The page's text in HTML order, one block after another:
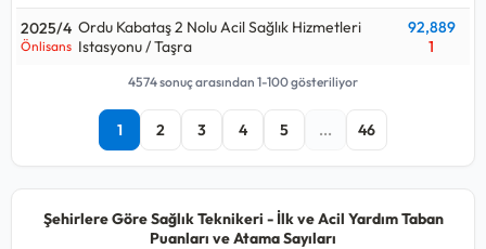
2025/4
Önlisans
Ordu Kabataş 2 Nolu Acil Sağlık Hizmetleri
Istasyonu / Taşra
92,889
1
4574 sonuç arasından 1-100 gösteriliyor
1 2 3 4 5 ... 46
Şehirlere Göre Sağlık Teknikeri - İlk ve Acil Yardım Taban
Puanları ve Atama Sayıları